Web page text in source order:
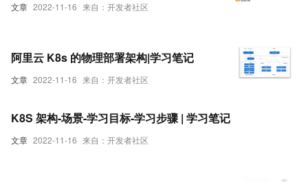
文章 2022-11-16 来自：开发者社区
文章 2022-11-16 来自：开发者社区
阿里云 K8s 的物理部署架构|学习笔记
文章 2022-11-16 来自：开发者社区
K8S 架构-场景-学习目标-学习步骤 | 学习笔记